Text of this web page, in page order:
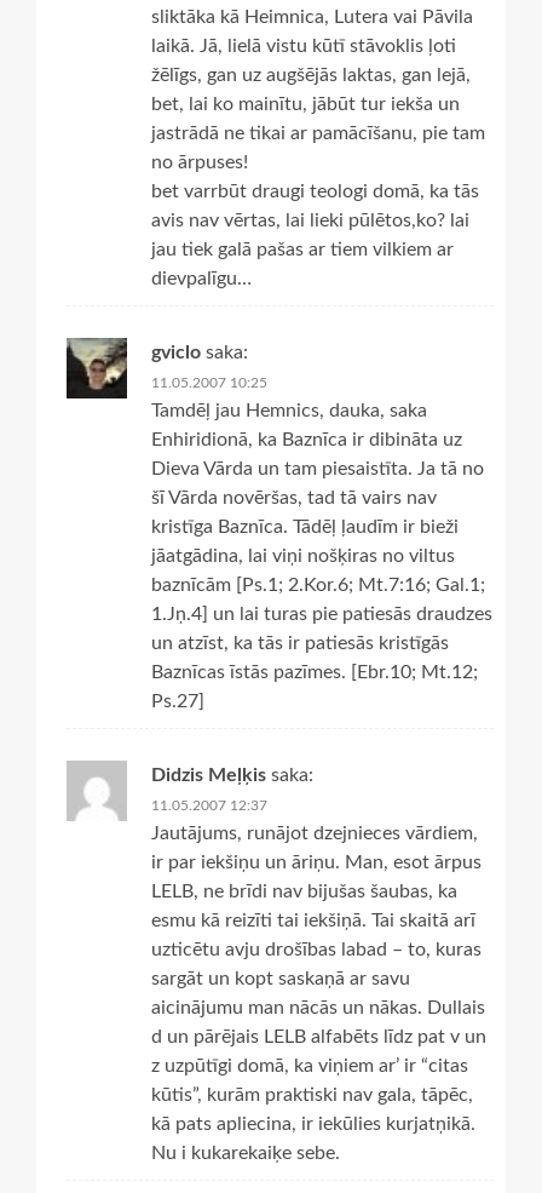
sliktāka kā Heimnica, Lutera vai Pāvila
laikā. Jā, lielā vistu kūtī stāvoklis ļoti
žēlīgs, gan uz augšējās laktas, gan lejā,
bet, lai ko mainītu, jābūt tur iekša un
jastrādā ne tikai ar pamācīšanu, pie tam
no ārpuses!
bet varrbūt draugi teologi domā, ka tās
avis nav vērtas, lai lieki pūlētos,ko? lai
jau tiek galā pašas ar tiem vilkiem ar
dievpalīgu…
gviclo saka:
11.05.2007 10:25
Tamdēļ jau Hemnics, dauka, saka
Enhiridionā, ka Baznīca ir dibināta uz
Dieva Vārda un tam piesaistīta. Ja tā no
šī Vārda novēršas, tad tā vairs nav
kristīga Baznīca. Tādēļ ļaudīm ir bieži
jāatgādina, lai viņi nošķiras no viltus
baznīcām [Ps.1; 2.Kor.6; Mt.7:16; Gal.1;
1.Jņ.4] un lai turas pie patiesās draudzes
un atzīst, ka tās ir patiesās kristīgās
Baznīcas īstās pazīmes. [Ebr.10; Mt.12;
Ps.27]
Didzis Meļķis saka:
11.05.2007 12:37
Jautājums, runājot dzejnieces vārdiem,
ir par iekšiņu un āriņu. Man, esot ārpus
LELB, ne brīdi nav bijušas šaubas, ka
esmu kā reizīti tai iekšiņā. Tai skaitā arī
uzticētu avju drošības labad – to, kuras
sargāt un kopt saskaņā ar savu
aicinājumu man nācās un nākas. Dullais
d un pārējais LELB alfabēts līdz pat v un
z uzpūtīgi domā, ka viņiem ar’ ir “citas
kūtis”, kurām praktiski nav gala, tāpēc,
kā pats apliecina, ir iekūlies kurjatņikā.
Nu i kukarekaiķe sebe.